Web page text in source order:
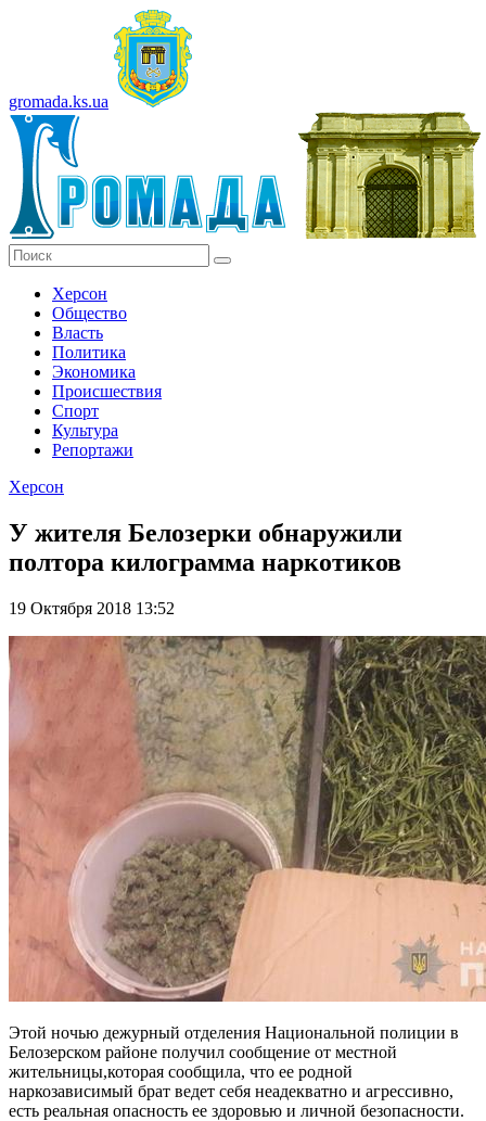
gromada.ks.ua
Херсон
Общество
Власть
Политика
Экономика
Происшествия
Спорт
Культура
Репортажи
Херсон
У жителя Белозерки обнаружили
полтора килограмма наркотиков
19 Октября 2018 13:52
Этой ночью дежурный отделения Национальной полиции в
Белозерском районе получил сообщение от местной
жительницы,которая сообщила, что ее родной
наркозависимый брат ведет себя неадекватно и агрессивно,
есть реальная опасность ее здоровью и личной безопасности.